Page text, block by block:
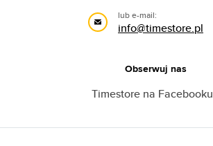
lub e-mail:
info@timestore.pl
Obserwuj nas
Timestore na Facebooku